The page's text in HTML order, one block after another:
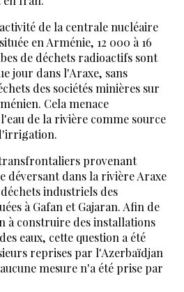
de la centrale nucléaire
en Arménie, 12 000 à 16
de déchets radioactifs sont
jour dans l'Araxe, sans
des sociétés minières sur
Cela menace
de la rivière comme source
provenant
déversant dans la rivière Araxe
industriels des
à Gafan et Gajaran. Afin de
à construire des installations
eaux, cette question a été
reprises par l'Azerbaïdjan
mesure n'a été prise par